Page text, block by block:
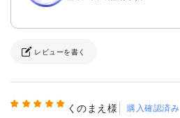
レビューを書く
くのまえ様 購入確認済み